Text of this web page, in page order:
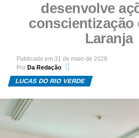
desenvolve
conscientização
Laranja
Publicado em 31 de maio de 2026
Por Da Redação
LUCAS DO RIO VERDE